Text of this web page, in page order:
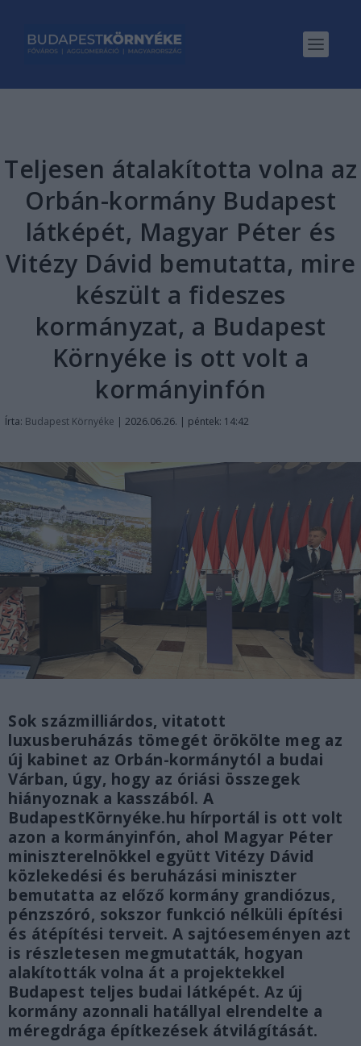
Teljesen átalakította volna az
Orbán-kormány Budapest
látképét, Magyar Péter és
Vitézy Dávid bemutatta, mire
készült a fideszes
kormányzat, a Budapest
Környéke is ott volt a
kormányinfón
Írta: Budapest Környéke | 2026.06.26. | péntek: 14:42
Sok százmilliárdos, vitatott
luxusberuházás tömegét örökölte meg az
új kabinet az Orbán-kormánytól a budai
Várban, úgy, hogy az óriási összegek
hiányoznak a kasszából. A
BudapestKörnyéke.hu hírportál is ott volt
azon a kormányinfón, ahol Magyar Péter
miniszterelnökkel együtt Vitézy Dávid
közlekedési és beruházási miniszter
bemutatta az előző kormány grandiózus,
pénzszóró, sokszor funkció nélküli építési
és átépítési terveit. A sajtóeseményen azt
is részletesen megmutatták, hogyan
alakították volna át a projektekkel
Budapest teljes budai látképét. Az új
kormány azonnali hatállyal elrendelte a
méregdrága építkezések átvilágítását.